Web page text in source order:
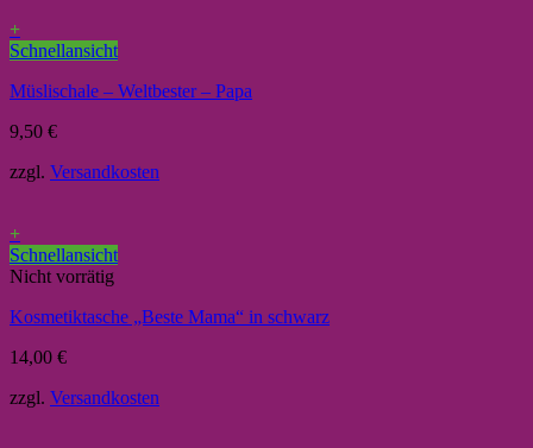
+
Schnellansicht
Müslischale – Weltbester – Papa
9,50 €
zzgl. Versandkosten
+
Schnellansicht
Nicht vorrätig
Kosmetiktasche „Beste Mama“ in schwarz
14,00 €
zzgl. Versandkosten